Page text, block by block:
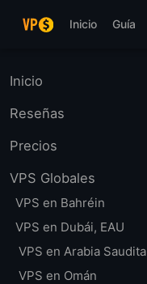
Inicio
Guía
Inicio
Reseñas
Precios
VPS Globales
VPS en Bahréin
VPS en Dubái, EAU
VPS en Arabia Saudita
VPS en Omán